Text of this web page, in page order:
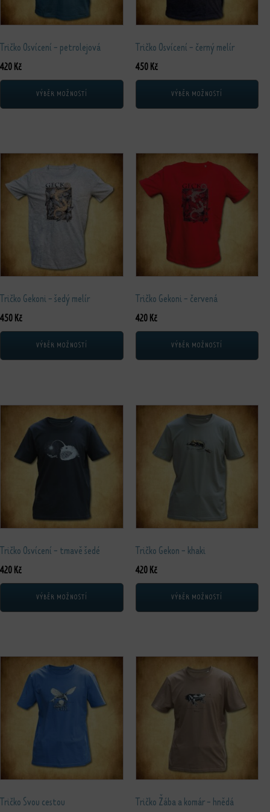
Tričko Osvícení - petrolejová
420 Kč
VÝBĚR MOŽNOSTÍ
Tričko Osvícení - černý melír
450 Kč
VÝBĚR MOŽNOSTÍ
Tričko Gekoni - šedý melír
450 Kč
VÝBĚR MOŽNOSTÍ
Tento produkt má více variant. Možnosti lze vybrat na stránce produktu
Tričko Gekoni - červená
420 Kč
VÝBĚR MOŽNOSTÍ
Tento produkt má více variant.
Tričko Osvícení - tmavě šedé
420 Kč
VÝBĚR MOŽNOSTÍ
Tento produkt má více variant. Možnosti lze vybrat na stránce produktu
Tričko Gekon - khaki
420 Kč
VÝBĚR MOŽNOSTÍ
Tento produkt má více variant.
Tričko Svou cestou
Tento produkt má více variant. Možnosti lze vybrat na stránce produktu
Tričko Žába a komár - hnědá
Tento produkt má více variant.